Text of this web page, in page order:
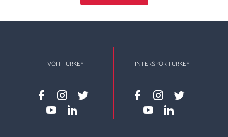
VOIT TURKEY
Facebook
instagram
twitter
INTERSPOR TURKEY
Facebook
instagram
twitter